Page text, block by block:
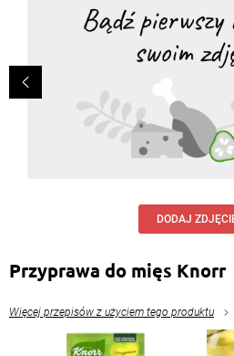
DODAJ
Przyprawa do mięs Knorr
Więcej przepisów z użyciem tego produktu